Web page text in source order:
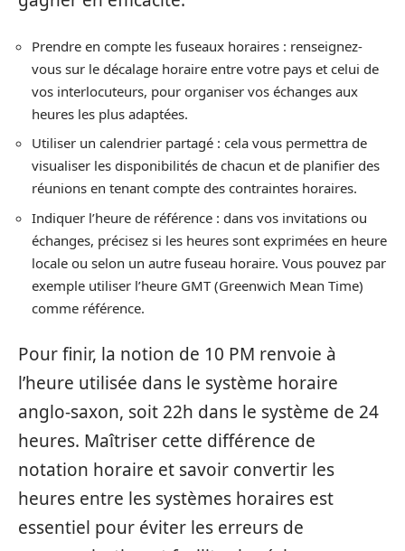
Prendre en compte les fuseaux horaires : renseignez-
vous sur le décalage horaire entre votre pays et celui de
vos interlocuteurs, pour organiser vos échanges aux
heures les plus adaptées.
Utiliser un calendrier partagé : cela vous permettra de
visualiser les disponibilités de chacun et de planifier des
réunions en tenant compte des contraintes horaires.
Indiquer l’heure de référence : dans vos invitations ou
échanges, précisez si les heures sont exprimées en heure
locale ou selon un autre fuseau horaire. Vous pouvez par
exemple utiliser l’heure GMT (Greenwich Mean Time)
comme référence.
Pour finir, la notion de 10 PM renvoie à
l’heure utilisée dans le système horaire
anglo-saxon, soit 22h dans le système de 24
heures. Maîtriser cette différence de
notation horaire et savoir convertir les
heures entre les systèmes horaires est
essentiel pour éviter les erreurs de